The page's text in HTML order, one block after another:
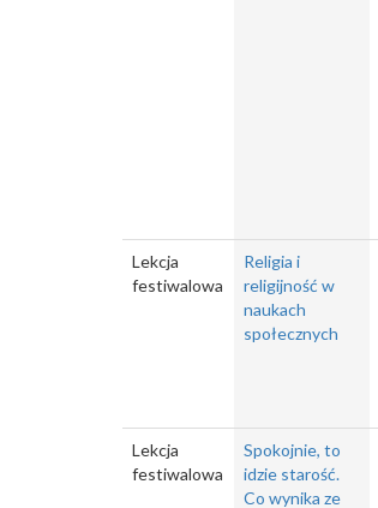
Lekcja
festiwalowa
Religia i
religijność w
naukach
społecznych
Lekcja
festiwalowa
Spokojnie, to
idzie starość.
Co wynika ze